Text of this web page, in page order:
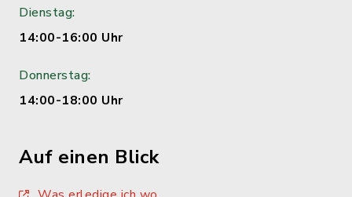
Dienstag:
14:00-16:00 Uhr
Donnerstag:
14:00-18:00 Uhr
Auf einen Blick